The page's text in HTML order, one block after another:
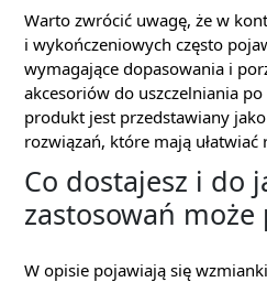
Warto zwrócić uwagę, że w
i wykończeniowych często
wymagające dopasowania i
akcesoriów do uszczelniania
produkt jest przedstawiany
rozwiązań, które mają ułatwiać
Co dostajesz i do
zastosowań może
W opisie pojawiają się